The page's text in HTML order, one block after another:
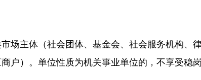
场主体（社会团体、基金会、社会服务机构、
户）。单位性质为机关事业单位的，不享受稳